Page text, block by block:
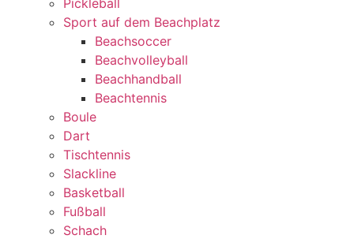
Pickleball
Sport auf dem Beachplatz
Beachsoccer
Beachvolleyball
Beachhandball
Beachtennis
Boule
Dart
Tischtennis
Slackline
Basketball
Fußball
Schach